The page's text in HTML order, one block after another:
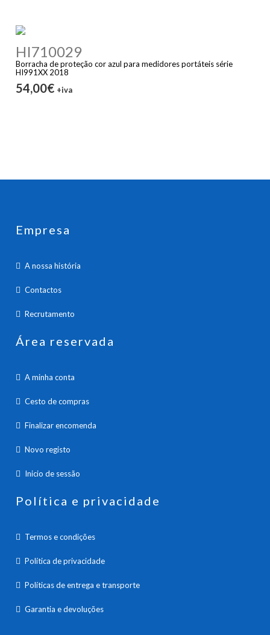
HI710029
Borracha de proteção cor azul para medidores portáteis série
HI991XX 2018
54,00€ +iva
Empresa
A nossa história
Contactos
Recrutamento
Área reservada
A minha conta
Cesto de compras
Finalizar encomenda
Novo registo
Inicio de sessão
Política e privacidade
Termos e condições
Política de privacidade
Políticas de entrega e transporte
Garantia e devoluções